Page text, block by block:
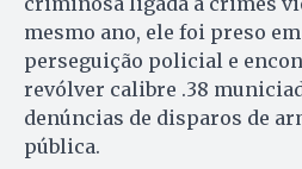
mesmo ano, ele foi preso
perseguição policial e
revólver calibre .38
denúncias de disparos de
pública.